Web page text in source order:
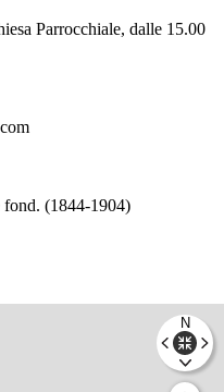
Parrocchiale, dalle 15.00
fond. (1844-1904)